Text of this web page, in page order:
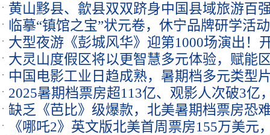
展开幕
黄山黟县、歙县双双跻身中国县域旅游百
力临摹“镇馆之宝”状元卷，休宁品牌研学活
大型夜游《彭城风华》迎第1000场演出！
登船体验
大灵山度假区将以更智慧多元体验，赋能
中国电影工业日趋成熟，暑期档多元类型
力2025暑期档票房超113亿、观影人次破3亿
缺乏《芭比》级爆款，北美暑期档票房恐
《哪吒2》英文版北美首周票房155万美元